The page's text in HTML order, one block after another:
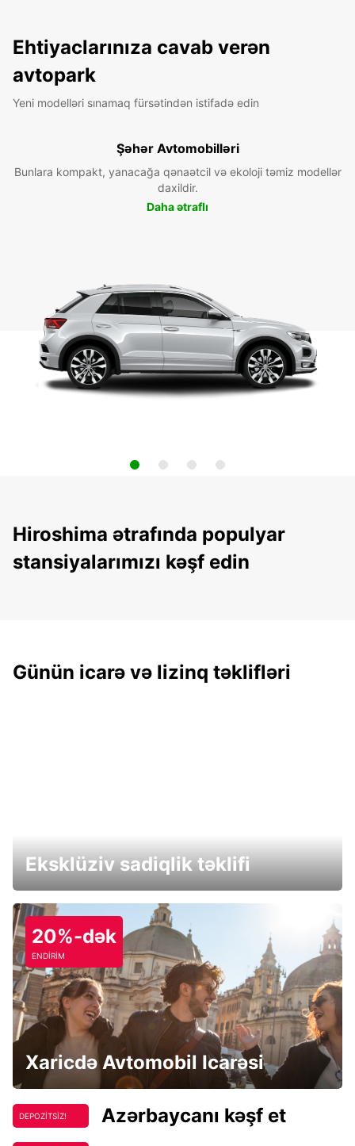
Ehtiyaclarınıza cavab verən
avtopark
Yeni modelləri sınamaq fürsətindən istifadə edin
Şəhər Avtomobilləri
Bunlara kompakt, yanacağa qənaətcil və ekoloji təmiz modellər
daxildir.
Daha ətraflı
Hiroshima ətrafında populyar
stansiyalarımızı kəşf edin
Günün icarə və lizinq təklifləri
Eksklüziv sadiqlik təklifi
20%-dək
ENDİRİM
Xaricdə Avtomobil Icarəsi
DEPOZİTSİZ! Azərbaycanı kəşf et